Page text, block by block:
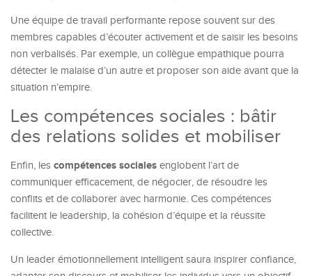
Une équipe de travail performante repose souvent sur des
membres capables d’écouter activement et de saisir les besoins
non verbalisés. Par exemple, un collègue empathique pourra
détecter le malaise d’un autre et proposer son aide avant que la
situation n’empire.
Les compétences sociales : bâtir
des relations solides et mobiliser
Enfin, les compétences sociales englobent l’art de
communiquer efficacement, de négocier, de résoudre les
conflits et de collaborer avec harmonie. Ces compétences
facilitent le leadership, la cohésion d’équipe et la réussite
collective.
Un leader émotionnellement intelligent saura inspirer confiance,